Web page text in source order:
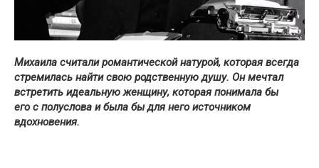
Михаила считали романтической натурой, которая всегда
стремилась найти свою родственную душу. Он мечтал
встретить идеальную женщину, которая понимала бы
его с полуслова и была бы для него источником
вдохновения.